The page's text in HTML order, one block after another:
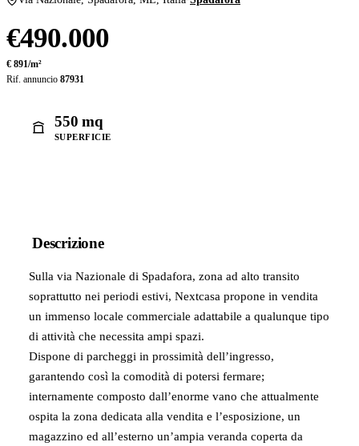
€490.000
€ 891/m²
Rif. annuncio 87931
550 mq
SUPERFICIE
Descrizione
Sulla via Nazionale di Spadafora, zona ad alto transito
soprattutto nei periodi estivi, Nextcasa propone in vendita
un immenso locale commerciale adattabile a qualunque tipo
di attività che necessita ampi spazi.
Dispone di parcheggi in prossimità dell’ingresso,
garantendo così la comodità di potersi fermare;
internamente composto dall’enorme vano che attualmente
ospita la zona dedicata alla vendita e l’esposizione, un
magazzino ed all’esterno un’ampia veranda coperta da